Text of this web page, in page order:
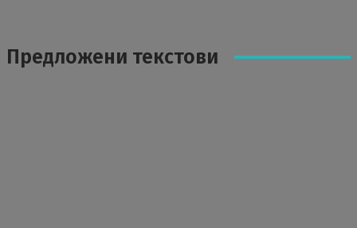
Предложени текстови